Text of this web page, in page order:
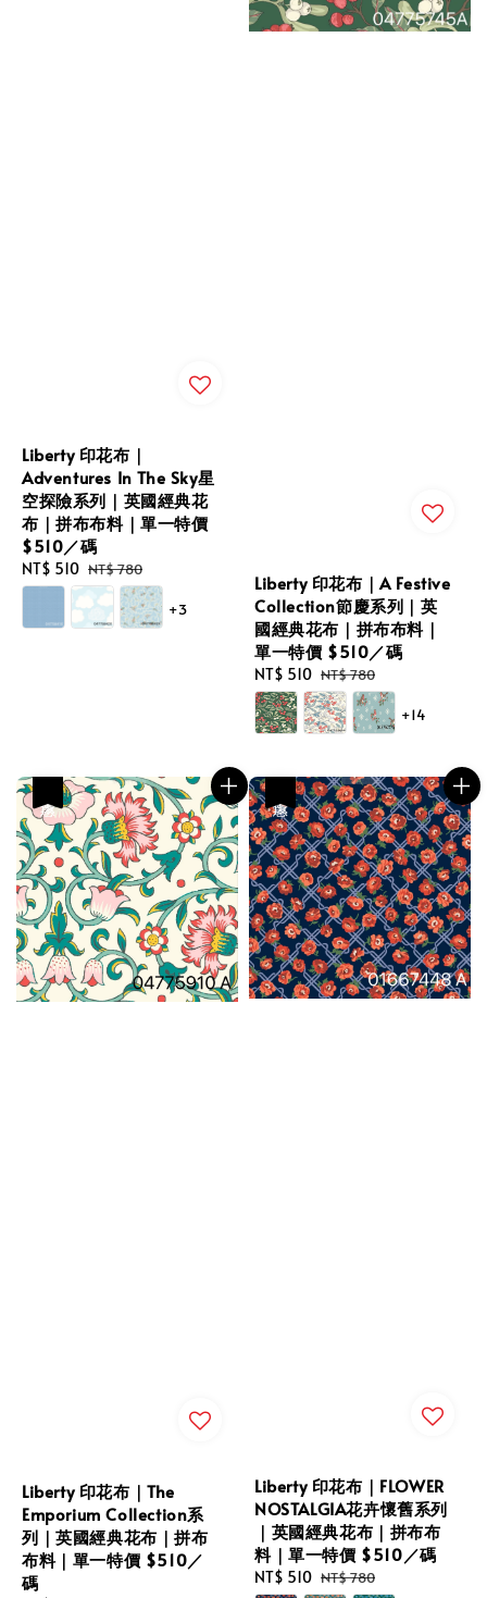
Liberty 印花布｜
Adventures In The Sky星
空探險系列｜英國經典花
布｜拼布布料｜單一特價
$510／碼
Sale
price
NT$ 510 Regular
price
NT$ 780
+3
Liberty 印花布｜A Festive
Collection節慶系列｜英
國經典花布｜拼布布料｜
單一特價 $510／碼
Sale
price
NT$ 510 Regular
price
NT$ 780
+14
Liberty 印花布｜The
Emporium Collection系
列｜英國經典花布｜拼布
布料｜單一特價 $510／
碼
Liberty 印花布｜FLOWER
NOSTALGIA花卉懷舊系列
｜英國經典花布｜拼布布
料｜單一特價 $510／碼
Sale
NT$ 510 Regular
NT$ 780